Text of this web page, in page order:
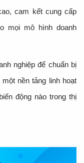
cam kết cung cấp
mọi mô hình doanh
nghiệp để chuẩn bị
nền tảng linh hoạt
động nào trong thị